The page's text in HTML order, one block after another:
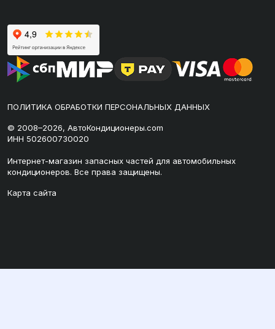
ПОЛИТИКА ОБРАБОТКИ ПЕРСОНАЛЬНЫХ ДАННЫХ
© 2008–2026, АвтоКондиционеры.com
ИНН 502600730020
Интернет-магазин запасных частей для автомобильных
кондиционеров. Все права защищены.
Карта сайта